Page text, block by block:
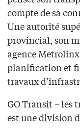
compte de sa
Une autorité
provincial, son
agence
planification et
travaux
GO Transit – les
est une division